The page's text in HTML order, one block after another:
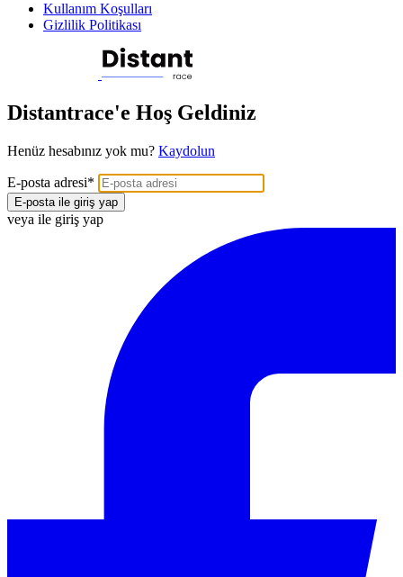
Kullanım Koşulları
Gizlilik Politikası
Distantrace'e Hoş Geldiniz
Henüz hesabınız yok mu? Kaydolun
E-posta adresi*
E-posta ile giriş yap
veya ile giriş yap